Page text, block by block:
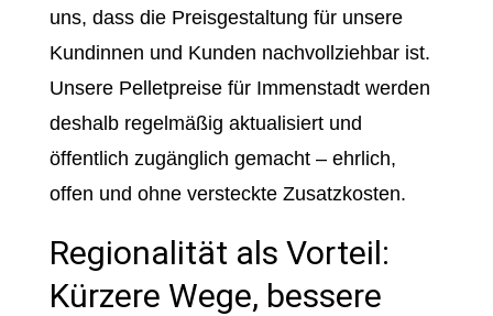
uns, dass die Preisgestaltung für unsere
Kundinnen und Kunden nachvollziehbar ist.
Unsere Pelletpreise für Immenstadt werden
deshalb regelmäßig aktualisiert und
öffentlich zugänglich gemacht – ehrlich,
offen und ohne versteckte Zusatzkosten.
Regionalität als Vorteil:
Kürzere Wege, bessere